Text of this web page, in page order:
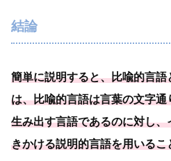
結論
簡単に説明すると、比喩的言
は、比喩的言語は言葉の文字
生み出す言語であるのに対し、
きかける説明的言語を用いるこ